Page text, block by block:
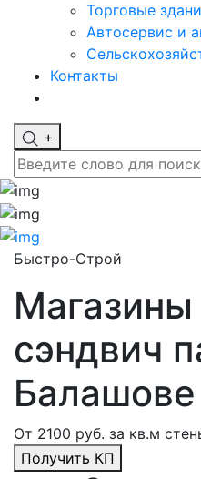
Торговые
Автосервис и
Контакты
+
Быстро-Строй
Магазины
сэндвич
Балашове
От 2100 руб. за кв.м
Получить КП